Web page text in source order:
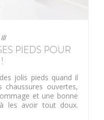
PIEDS POUR
jolis pieds quand il
ouvertes,
et une bonne
les avoir tout doux.